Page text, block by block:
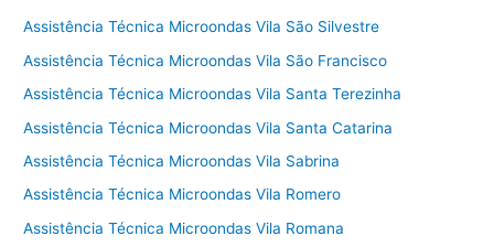
Assistência Técnica Microondas Vila São Silvestre
Assistência Técnica Microondas Vila São Francisco
Assistência Técnica Microondas Vila Santa Terezinha
Assistência Técnica Microondas Vila Santa Catarina
Assistência Técnica Microondas Vila Sabrina
Assistência Técnica Microondas Vila Romero
Assistência Técnica Microondas Vila Romana